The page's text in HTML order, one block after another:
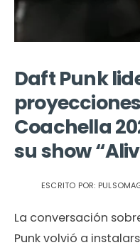
Daft Punk
Coachella
su show
ESCRITO POR:
La conversación
Punk volvió a